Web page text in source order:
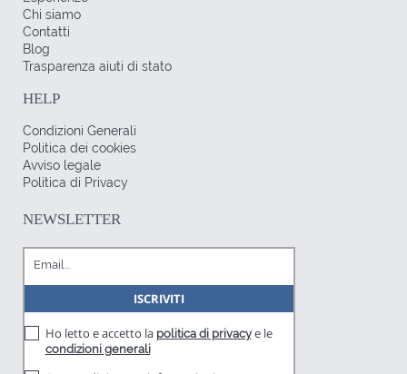
Chi siamo
Contatti
Blog
Trasparenza aiuti di stato
HELP
Condizioni Generali
Politica dei cookies
Avviso legale
Politica di Privacy
NEWSLETTER
Ho letto e accetto la politica di privacye le
condizioni generali